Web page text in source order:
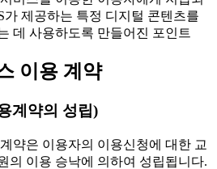
가 제공하는 특정 디지털 콘텐츠를
데 사용하도록 만들어진 포인트
이용 계약
계약의 성립)
약은 이용자의 이용신청에 대한 교
의 이용 승낙에 의하여 성립됩니다.